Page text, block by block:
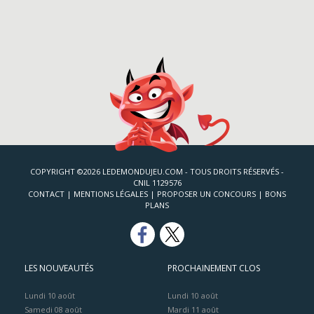
COPYRIGHT ©2026 LEDEMONDUJEU.COM - TOUS DROITS RÉSERVÉS -
CNIL 1129576
CONTACT | MENTIONS LÉGALES | PROPOSER UN CONCOURS | BONS
PLANS
LES NOUVEAUTÉS
Lundi 10 août
Samedi 08 août
PROCHAINEMENT CLOS
Lundi 10 août
Mardi 11 août